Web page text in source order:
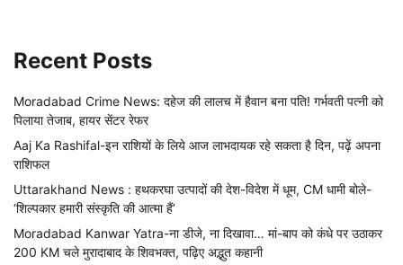
Recent Posts
Moradabad Crime News: दहेज की लालच में हैवान बना पति! गर्भवती पत्नी को
पिलाया तेजाब, हायर सेंटर रेफर
Aaj Ka Rashifal-इन राशियों के लिये आज लाभदायक रहे सकता है दिन, पढ़ें अपना
राशिफल
Uttarakhand News : हथकरघा उत्पादों की देश-विदेश में धूम, CM धामी बोले-
‘शिल्पकार हमारी संस्कृति की आत्मा हैं’
Moradabad Kanwar Yatra-ना डीजे, ना दिखावा… मां-बाप को कंधे पर उठाकर
200 KM चले मुरादाबाद के शिवभक्त, पढ़िए अद्भुत कहानी